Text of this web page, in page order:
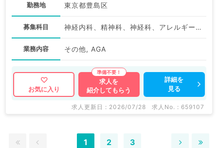
勤務地 東京都豊島区
募集科目 神経内科、精神科、神経科、アレルギー科、リウマチ科、小児科、整形外科、形成外科、美容外科、脳神経外科、呼吸器外科、心臓血管外科、小児外科、皮膚科、泌尿器科、産婦人科、産科、婦人科、眼科、耳鼻咽喉科、気管食道科、放射線科、リハビリテーション科、麻酔科、ペインクリニック、人工透析科、緩和ケア科、一般内科、循環器内科、呼吸器内科、消化器内科、内分泌・代謝内科、腎臓内科、老年内科、血液内科、外科系全般、一般外科、消化器外科、乳腺外科、総合診療科、美容皮膚科、健診・人間ドック、救急科・ＩＣＵ、病理科、基礎医学系、膠原病科、スポーツ整形外科、大腸・肛門外科、産業医、脊髄・脊椎外科、科目不問
業務内容 その他, AGA
お気に入り
求人を
紹介してもらう
詳細を
見る
求人更新日 : 2026/07/28 求人No. : 659107
1 2 3